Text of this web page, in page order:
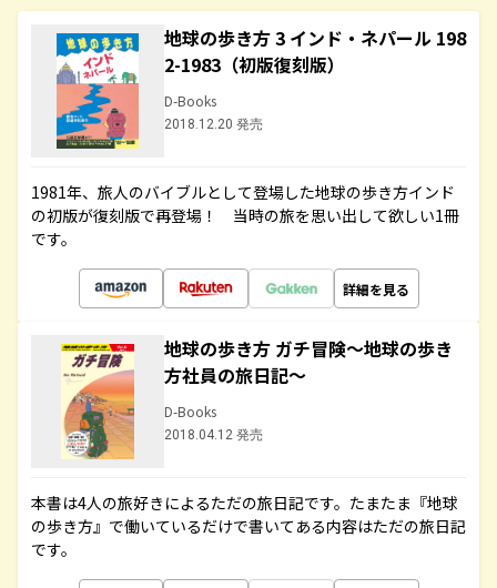
地球の歩き方 3 インド・ネパール 198
2-1983（初版復刻版）
D-Books
2018.12.20 発売
1981年、旅人のバイブルとして登場した地球の歩き方インド
の初版が復刻版で再登場！ 当時の旅を思い出して欲しい1冊
です。
詳細を見る
地球の歩き方 ガチ冒険～地球の歩き
方社員の旅日記～
D-Books
2018.04.12 発売
本書は4人の旅好きによるただの旅日記です。たまたま『地球
の歩き方』で働いているだけで書いてある内容はただの旅日記
です。